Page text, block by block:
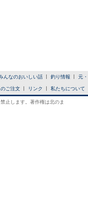
んなのおいしい話 釣り情報 元
ご注文 リンク 私たちについて
止します。著作権は北のま